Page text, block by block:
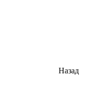
Назад